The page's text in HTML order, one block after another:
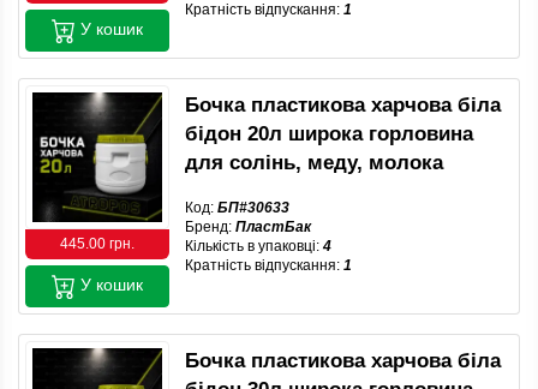
Кратність відпускання: 1
У кошик
445.00 грн.
Бочка пластикова харчова біла
бідон 20л широка горловина
для солінь, меду, молока
Код: БП#30633
Бренд: ПластБак
Кількість в упаковці: 4
Кратність відпускання: 1
У кошик
Бочка пластикова харчова біла